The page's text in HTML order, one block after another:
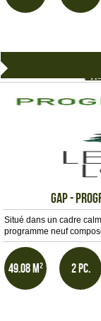
GAP -
Situé dans un cadre
programme neuf
49.08 m² 2 pc.